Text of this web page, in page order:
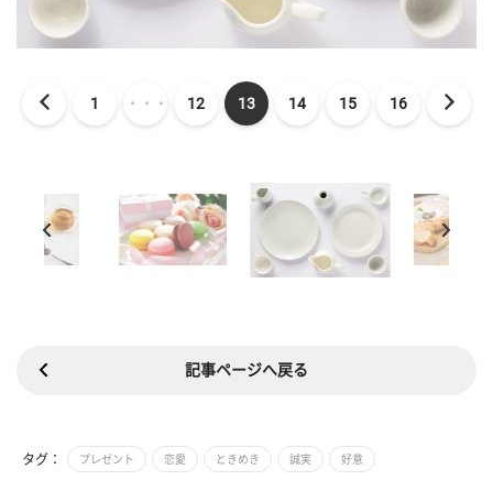
1 ・・・ 12 13 14 15 16
記事ページへ戻る
タグ： プレゼント 恋愛 ときめき 誠実 好意